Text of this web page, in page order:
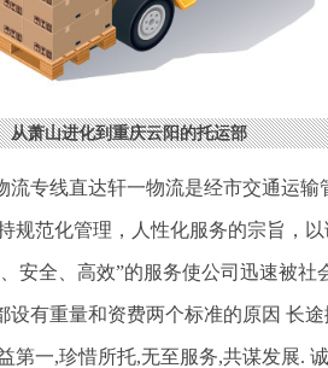
从萧山进化到重庆云阳的托运部
流专线直达轩一物流是经市交通运
规范化管理，人性化服务的宗旨，
安全、高效”的服务使公司迅速被社
有重量和资费两个标准的原因 长途
第一,珍惜所托,无至服务,共谋发展.